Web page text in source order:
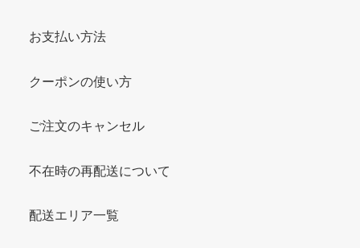
お支払い方法
クーポンの使い方
ご注文のキャンセル
不在時の再配送について
配送エリア一覧